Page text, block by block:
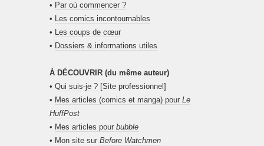
• Par où commencer ?
• Les comics incontournables
• Les coups de cœur
• Dossiers & informations utiles
À DÉCOUVRIR (du même auteur)
• Qui suis-je ? [Site professionnel]
• Mes articles (comics et manga) pour Le
HuffPost
• Mes articles pour bubble
• Mon site sur Before Watchmen